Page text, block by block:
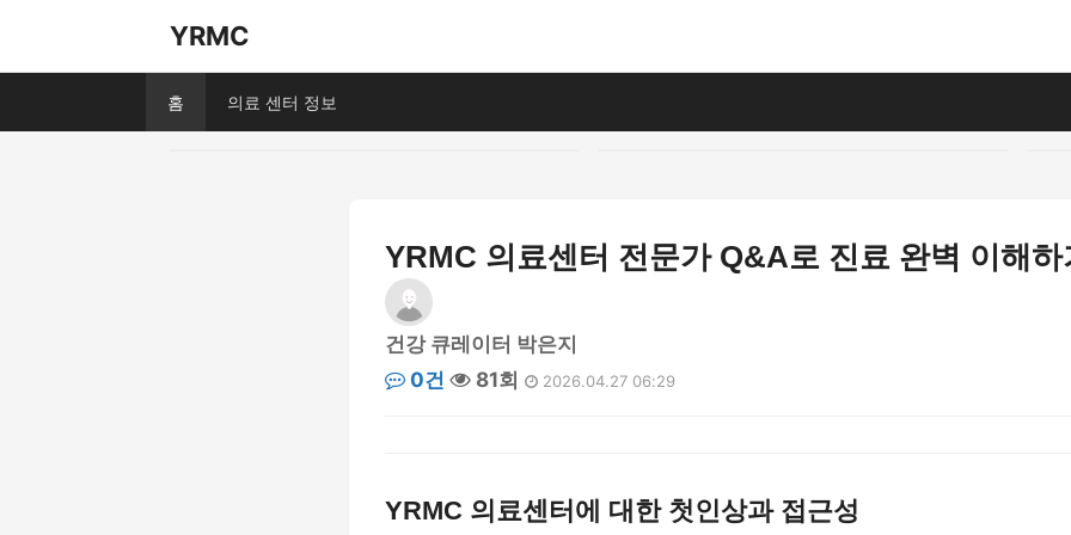
YRMC
홈 의료 센터 정보
YRMC 의료센터 전문가 Q&A로 진료 완벽 이해하
건강 큐레이터 박은지
0건
81회 2026.04.27 06:29
YRMC 의료센터에 대한 첫인상과 접근성